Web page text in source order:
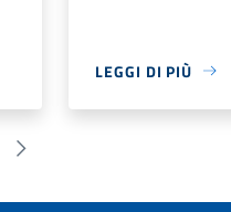
LEGGI DI PIÙ
Successiva »